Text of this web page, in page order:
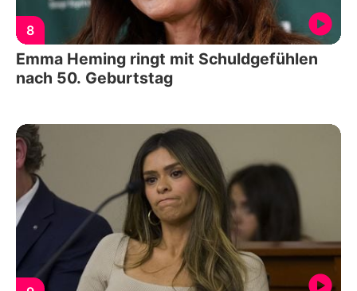
8
Emma Heming ringt mit Schuldgefühlen
nach 50. Geburtstag